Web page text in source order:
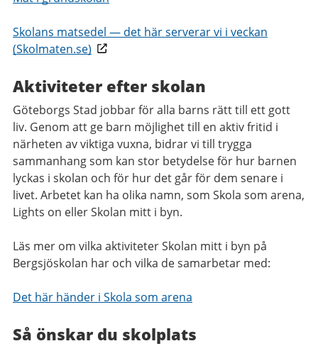
Skolans matsedel — det här serverar vi i veckan
(Skolmaten.se)
Aktiviteter efter skolan
Göteborgs Stad jobbar för alla barns rätt till ett gott
liv. Genom att ge barn möjlighet till en aktiv fritid i
närheten av viktiga vuxna, bidrar vi till trygga
sammanhang som kan stor betydelse för hur barnen
lyckas i skolan och för hur det går för dem senare i
livet. Arbetet kan ha olika namn, som Skola som arena,
Lights on eller Skolan mitt i byn.
Läs mer om vilka aktiviteter Skolan mitt i byn på
Bergsjöskolan har och vilka de samarbetar med:
Det här händer i Skola som arena
Så önskar du skolplats